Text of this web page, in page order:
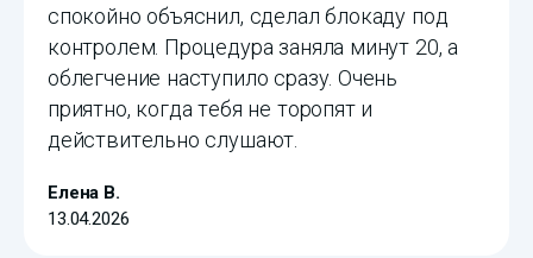
спокойно объяснил, сделал блокаду под
контролем. Процедура заняла минут 20, а
облегчение наступило сразу. Очень
приятно, когда тебя не торопят и
действительно слушают.
Елена В.
13.04.2026